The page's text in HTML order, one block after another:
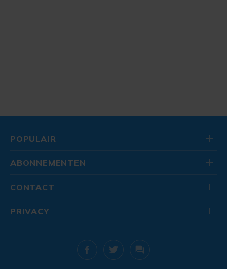
POPULAIR
ABONNEMENTEN
CONTACT
PRIVACY